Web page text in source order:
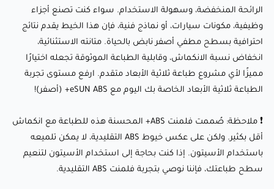
الخيط يقدم نتائج احترافية بسطح مطفي أصفر نابض بالحياة.
متانته الاستثنائية، انخفاض نسبة الانكماش، وقابلية الطباعة
الموثوقة تجعله اختيارًا مميزًا لأي مشروع طباعة ثلاثية الأبعاد
متقدم. ارفع مستوى تجربة الطباعة ثلاثية الأبعاد الخاصة بك اليوم
مع eSUN ABS+ (أصفر)!
❗ ملاحظة: صُممت فلمنت ABS+ المحسنة هذه للطباعة مع
تلميعه باستخدام الأسيتون. إذا كنت بحاجة إلى استخدام الأسيتون
الرائحة المنخفضة، وسهولة الاستخدام. سواء كنت تصنع أجزاء
وظيفية، مكونات سيارات، أو نماذج فنية، فإن هذا الخيط يقدم نتائج
احترافية بسطح مطفي أصفر نابض بالحياة. متانته الاستثنائية،
انخفاض نسبة الانكماش، وقابلية الطباعة الموثوقة تجعله اختيارًا
مميزًا لأي مشروع طباعة ثلاثية الأبعاد متقدم. ارفع مستوى تجربة
الطباعة ثلاثية الأبعاد الخاصة بك اليوم مع eSUN ABS+ (أصفر)!
❗ ملاحظة: صُممت فلمنت ABS+ المحسنة هذه للطباعة مع انكماش
أقل بكثير. ولكن على عكس خيوط ABS التقليدية، لا يمكن تلميعه
باستخدام الأسيتون. إذا كنت بحاجة إلى استخدام الأسيتون لتنعيم
سطح طباعتك، فإننا نوصي بتجربة فلمنت ABS التقليدية.